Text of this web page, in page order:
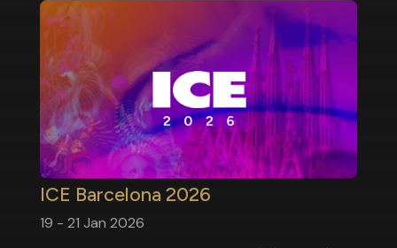
ICE Barcelona 2026
19 - 21 Jan 2026